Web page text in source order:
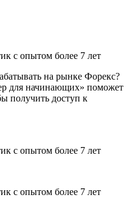
с опытом более 7 лет
на рынке Форекс?
для начинающих» поможет
получить доступ к
с опытом более 7 лет
с опытом более 7 лет